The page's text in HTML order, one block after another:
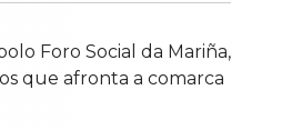
Foro Social da Mariña,
que afronta a comarca